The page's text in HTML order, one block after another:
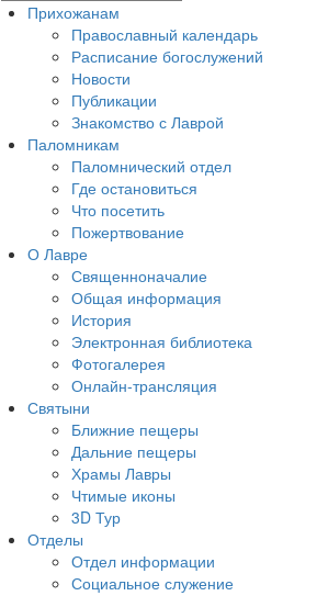
Прихожанам
Православный календарь
Расписание богослужений
Новости
Публикации
Знакомство с Лаврой
Паломникам
Паломнический отдел
Где остановиться
Что посетить
Пожертвование
О Лавре
Священноначалие
Общая информация
История
Электронная библиотека
Фотогалерея
Онлайн-трансляция
Святыни
Ближние пещеры
Дальние пещеры
Храмы Лавры
Чтимые иконы
3D Тур
Отделы
Отдел информации
Социальное служение